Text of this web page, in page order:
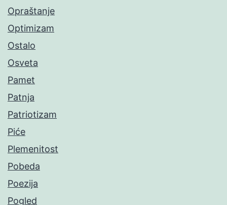
Opraštanje
Optimizam
Ostalo
Osveta
Pamet
Patnja
Patriotizam
Piće
Plemenitost
Pobeda
Poezija
Pogled